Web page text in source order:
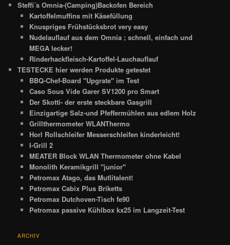
Steffi´s Omnia-(Camping)Backofen Bereich
Kartoffelmuffins mit Käsefüllung
Knuspriges Frühstücksbrot very easy
Nudelauflauf aus dem Omnia ; schnell, einfach und
MEGA lecker!
Rinderhackfleisch-Kartoffel-Lauchauflauf
TESTECKE hier werden Produkte getestet
BBQ-Chef-Board "Upgrate" im Test
Caso Sous Vide Garer SV1200 pro Smart
Der Skotti- der erste steckbare Gasgrill
Einzigartige Salz-und Pfeffermühlen aus edlem Holz
Grillthermometer WLANThermo
Horl Rollschleifer Messerschleifen kinderleicht!
I-Grill 2
MEATER Block WLAN Thermometer ohne Kabel
Monolith Keramikgrill "junior"
Petromax Atago, das Mutlitalent!
Petromax Cabix Plus Briketts
Petromax Dutchoven-Tisch fe90
Petromax passive Kühlbox kx25 im Langzeit-Test
ARCHIV